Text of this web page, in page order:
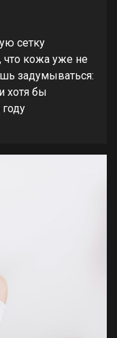
сетку
что кожа уже не
задумываться:
хотя бы